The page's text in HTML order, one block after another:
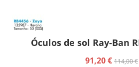
Óculos de sol Ray-Ban
91,20 € 114,00 €